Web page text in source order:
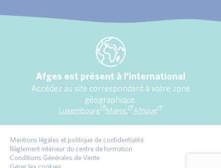
Afges est présent à l’international
Accédez au site correspondant à votre zone
géographique.
Luxembourg Maroc Afrique
Mentions légales et politique de confidentialité
Règlement intérieur du centre de formation
Conditions Générales de Vente
Gérer les cookies